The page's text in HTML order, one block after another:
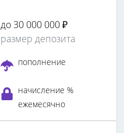
до 30 000 000 ₽
размер депозита
пополнение
начисление %
ежемесячно